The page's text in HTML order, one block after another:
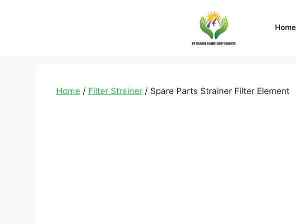
Home
Home / Filter Strainer / Spare Parts Strainer Filter Element